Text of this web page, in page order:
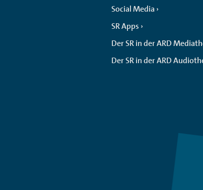
Social Media
SR Apps
Der SR in der ARD
Der SR in der ARD